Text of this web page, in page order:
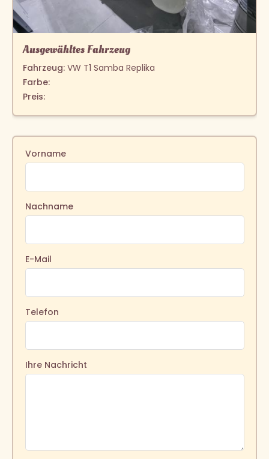
Vorname
Nachname
E-Mail
Telefon
Ihre Nachricht
Ausgewähltes Fahrzeug
Fahrzeug:VW T1 Samba Replika
Farbe:
Preis: